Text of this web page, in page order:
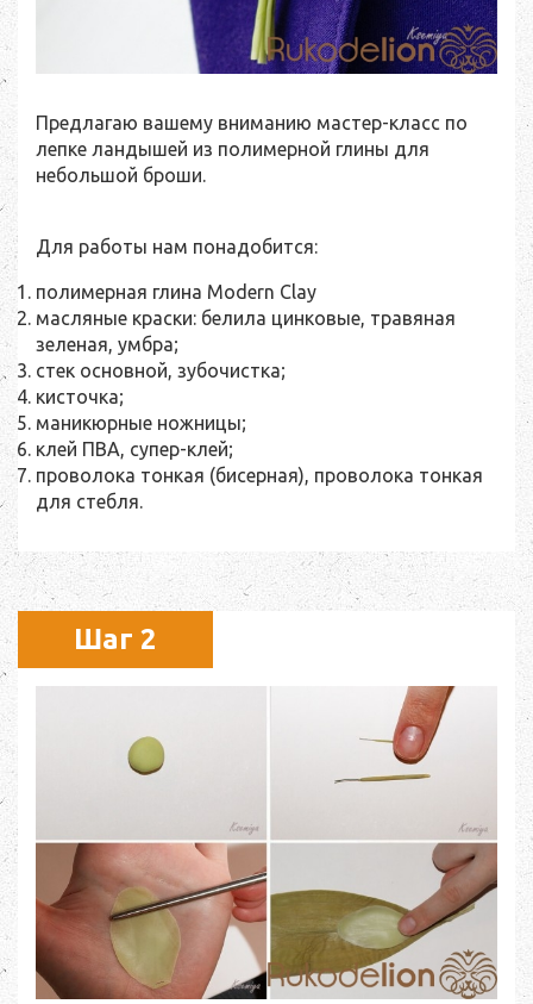
Предлагаю вашему вниманию мастер-класс по
лепке ландышей из полимерной глины для
небольшой броши.
Для работы нам понадобится:
полимерная глина Modern Clay
масляные краски: белила цинковые, травяная
зеленая, умбра;
стек основной, зубочистка;
кисточка;
маникюрные ножницы;
клей ПВА, супер-клей;
проволока тонкая (бисерная), проволока тонкая
для стебля.
Шаг 2